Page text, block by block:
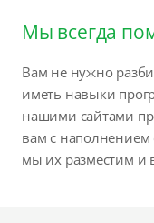
Мы всегда
Вам не нужно
иметь навыки
нашими сайтами
вам с наполнением
мы их разместим и